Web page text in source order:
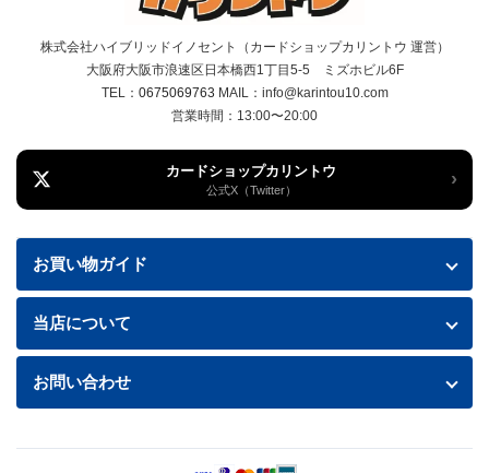
株式会社ハイブリッドイノセント（カードショップカリントウ 運営）
大阪府大阪市浪速区日本橋西1丁目5-5 ミズホビル6F
TEL： 0675069763 MAIL：info@karintou10.com
営業時間：13:00〜20:00
カードショップカリントウ
公式X（Twitter） ›
お買い物ガイド
お買い物ガイド
送料・配送について
お支払い方法
当店について
特定商取引法に基づく表記
お問い合わせ